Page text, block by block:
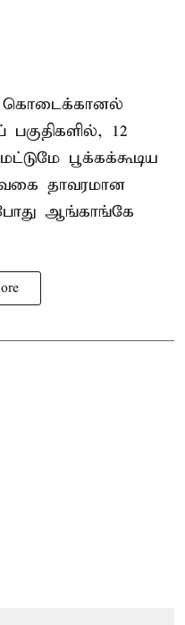
கொடைக்கானல்
12
பூக்கக்கூடிய
தாவரமான
ஆங்காங்கே